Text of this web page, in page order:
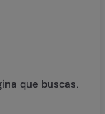
que buscas.